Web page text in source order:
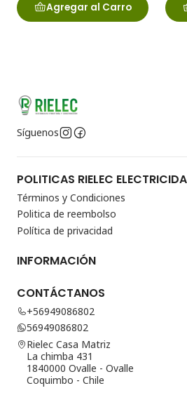
Agregar al Carro
Síguenos
POLITICAS RIELEC
Términos y Condiciones
Politica de reembolso
Política de privacidad
INFORMACIÓN
CONTÁCTANOS
+56949086802
56949086802
Rielec Casa Matriz
La chimba 431
1840000 Ovalle - Ovalle
Coquimbo - Chile